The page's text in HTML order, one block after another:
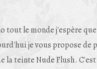
tout le monde j'espère
je vous propose de
la teinte Nude Flush.